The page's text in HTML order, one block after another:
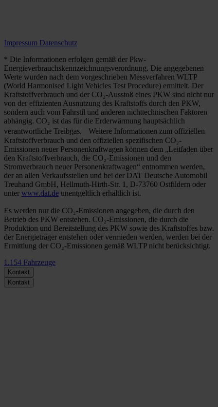
Impressum Datenschutz
* Die Informationen erfolgen gemäß der Pkw-
Energieverbrauchskennzeichnungsverordnung. Die angegebenen
Werte wurden nach dem vorgeschrieben Messverfahren WLTP
(World Harmonised Light Vehicles Test Procedure) ermittelt. Der
Kraftstoffverbrauch und der CO₂-Ausstoß eines PKW sind nicht nur
von der effizienten Ausnutzung des Kraftstoffs durch den PKW,
sondern auch vom Fahrstil und anderen nichttechnischen Faktoren
abhängig. CO₂ ist das für die Erderwärmung hauptsächlich
verantwortliche Treibgas. Weitere Informationen zum offiziellen
Kraftstoffverbrauch und den offiziellen spezifischen CO₂-
Emissionen neuer Personenkraftwagen können dem „Leitfaden über
den Kraftstoffverbrauch, die CO₂-Emissionen und den
Stromverbrauch neuer Personenkraftwagen“ entnommen werden,
der an allen Verkaufsstellen und bei der DAT Deutsche Automobil
Treuhand GmbH, Hellmuth-Hirth-Str. 1, D-73760 Ostfildern oder
unter www.dat.de unentgeltlich erhältlich ist.
Es werden nur die CO₂-Emissionen angegeben, die durch den
Betrieb des PKW entstehen. CO₂-Emissionen, die durch die
Produktion und Bereitstellung des PKW sowie des Kraftstoffes bzw.
der Energieträger entstehen oder vermieden werden, werden bei der
Ermittlung der CO₂-Emissionen gemäß WLTP nicht berücksichtigt.
1.154 Fahrzeuge
Kontakt
Kontakt